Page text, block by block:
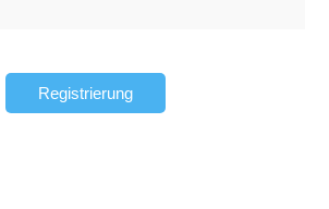
Registrierung